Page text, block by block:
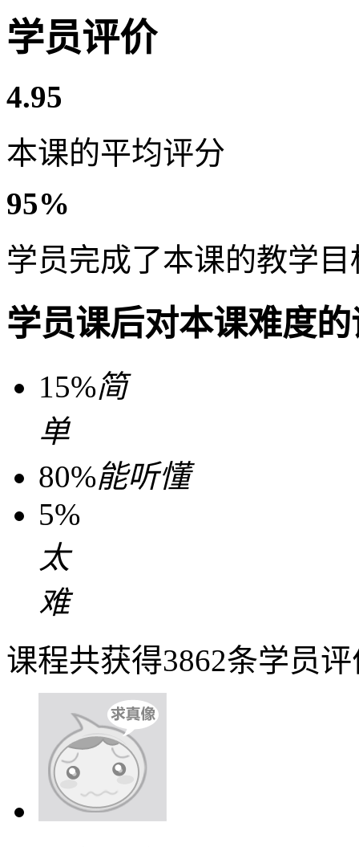
学员评价
4.95
本课的平均评分
95%
学员完成了本课的教学目
学员课后对本课难度
15%简
单
80%能听懂
5%
太
难
课程共获得3862条学员